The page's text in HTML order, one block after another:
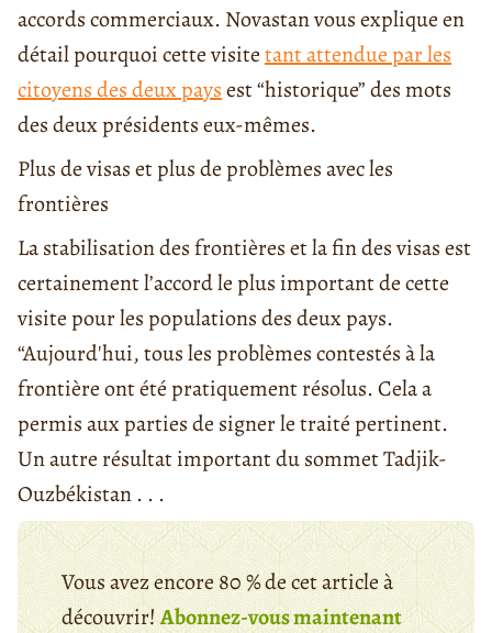
accords commerciaux. Novastan vous explique en
détail pourquoi cette visitetant attendue par les
citoyens des deux paysest “historique” des mots
des deux présidents eux-mêmes.
Plus de visas et plus de problèmes avec les
frontières
La stabilisation des frontières et la fin des visas est
certainement l’accord le plus important de cette
visite pour les populations des deux pays.
“Aujourd'hui, tous les problèmes contestés à la
frontière ont été pratiquement résolus. Cela a
permis aux parties de signer le traité pertinent.
Un autre résultat important du sommet Tadjik-
Ouzbékistan . . .
Vous avez encore 80 % de cet article à
découvrir!Abonnez-vous maintenant